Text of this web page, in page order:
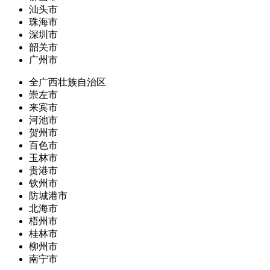
汕头市
珠海市
深圳市
韶关市
广州市
全广西壮族自治区
崇左市
来宾市
河池市
贺州市
百色市
玉林市
贵港市
钦州市
防城港市
北海市
梧州市
桂林市
柳州市
南宁市